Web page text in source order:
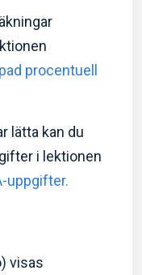
procentuell
lätta kan du
i lektionen
uppgifter.
visas